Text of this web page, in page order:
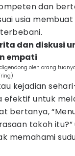
dan
usia
dan diskusi
empati
oleh orang
kejadian
efektif untuk
bertanya,
tokoh itu?”
memahami